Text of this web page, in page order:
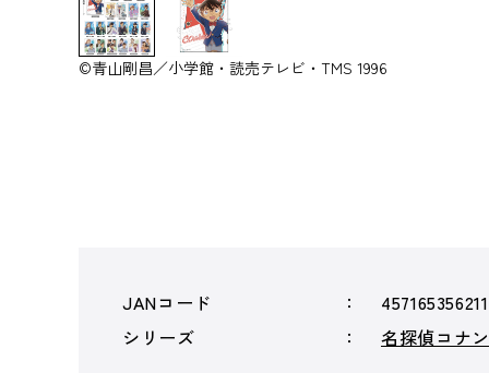
©青山剛昌／小学館・読売テレビ・TMS 1996
JANコード
シリーズ
名探偵コナン